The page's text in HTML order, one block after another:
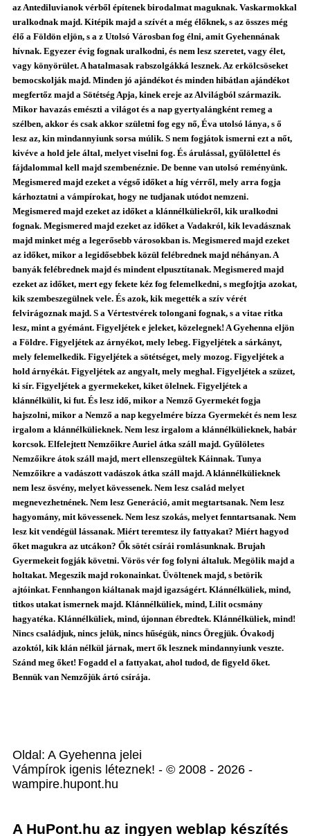
az Antediluvianok vérből építenek birodalmat maguknak. Vaskarmokkal
uralkodnak majd. Kitépik majd a szívét a még élőknek, s az összes még
élő a Földön eljön, s a z Utolsó Városban fog élni, amit Gyehennának
hívnak. Egyezer évig fognak uralkodni, és nem lesz szeretet, vagy élet,
vagy könyörület. A hatalmasak rabszolgákká lesznek. Az erkölcsöseket
bemocskolják majd. Minden jó ajándékot és minden hibátlan ajándékot
megfertőz majd a Sötétség Apja, kinek ereje az Alvilágból származik.
Mikor havazás emészti a világot és a nap gyertyalángként remeg a
szélben, akkor és csak akkor születni fog egy nő, Éva utolsó lánya, s ő
lesz az, kin mindannyiunk sorsa múlik. S nem fogjátok ismerni ezt a nőt,
kivéve a hold jele által, melyet viselni fog. És árulással, gyűlölettel és
fájdalommal kell majd szembenéznie. De benne van utolsó reményünk.
Megismered majd ezeket a végső időket a híg vérről, mely arra fogja
kárhoztatni a vámpírokat, hogy ne tudjanak utódot nemzeni.
Megismered majd ezeket az időket a klánnélküliekről, kik uralkodni
fognak. Megismered majd ezeket az időket a Vadakról, kik levadásznak
majd minket még a legerősebb városokban is. Megismered majd ezeket
az időket, mikor a legidősebbek közül felébrednek majd néhányan. A
banyák felébrednek majd és mindent elpusztítanak. Megismered majd
ezeket az időket, mert egy fekete kéz fog felemelkedni, s megfojtja azokat,
kik szembeszegülnek vele. És azok, kik megették a szív vérét
felvirágoznak majd. S a Vértestvérek tolongani fognak, s a vitae ritka
lesz, mint a gyémánt. Figyeljétek e jeleket, közelegnek! A Gyehenna eljön
a Földre. Figyeljétek az árnyékot, mely lebeg. Figyeljétek a sárkányt,
mely felemelkedik. Figyeljétek a sötétséget, mely mozog. Figyeljétek a
hold árnyékát. Figyeljétek az angyalt, mely meghal. Figyeljétek a szüzet,
ki sír. Figyeljétek a gyermekeket, kiket ölelnek. Figyeljétek a
klánnélkülit, ki fut. És lesz idő, mikor a Nemző Gyermekét fogja
hajszolni, mikor a Nemző a nap kegyelmére bízza Gyermekét és nem lesz
irgalom a klánnélkülieknek. Nem lesz irgalom a klánnélkülieknek, habár
korcsok. Elfelejtett Nemzőikre Auriel átka száll majd. Gyűlöletes
Nemzőikre átok száll majd, mert ellenszegültek Káinnak. Tunya
Nemzőikre a vadászott vadászok átka száll majd. A klánnélkülieknek
nem lesz ösvény, melyet kövessenek. Nem lesz család melyet
megnevezhetnének. Nem lesz Generáció, amit megtartsanak. Nem lesz
hagyomány, mit kövessenek. Nem lesz szokás, melyet fenntartsanak. Nem
lesz kit vendégül lássanak. Miért teremtesz ily fattyakat? Miért hagyod
őket magukra az utcákon? Ők sötét csírái romlásunknak. Brujah
Gyermekeit fogják követni. Vörös vér fog folyni általuk. Megölik majd a
holtakat. Megeszik majd rokonainkat. Üvöltenek majd, s betörik
ajtóinkat. Fennhangon kiáltanak majd igazságért. Klánnélküliek, mind,
titkos utakat ismernek majd. Klánnélküliek, mind, Lilit ocsmány
hagyatéka. Klánnélküliek, mind, újonnan ébredtek. Klánnélküliek, mind!
Nincs családjuk, nincs jelük, nincs hűségük, nincs Öregjük. Óvakodj
azoktól, kik klán nélkül járnak, mert ők lesznek mindannyiunk veszte.
Szánd meg őket! Fogadd el a fattyakat, ahol tudod, de figyeld őket.
Bennük van Nemzőjük ártó csírája.
Oldal: A Gyehenna jelei
Vámpírok igenis léteznek! - © 2008 - 2026 -
wampire.hupont.hu
A HuPont.hu az ingyen weblap készítés